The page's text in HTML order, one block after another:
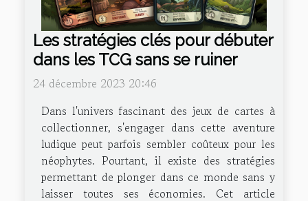
Les stratégies clés pour débuter
dans les TCG sans se ruiner
24 décembre 2023 20:46
Dans l'univers fascinant des jeux de cartes à
collectionner, s'engager dans cette aventure
ludique peut parfois sembler coûteux pour les
néophytes. Pourtant, il existe des stratégies
permettant de plonger dans ce monde sans y
laisser toutes ses économies. Cet article